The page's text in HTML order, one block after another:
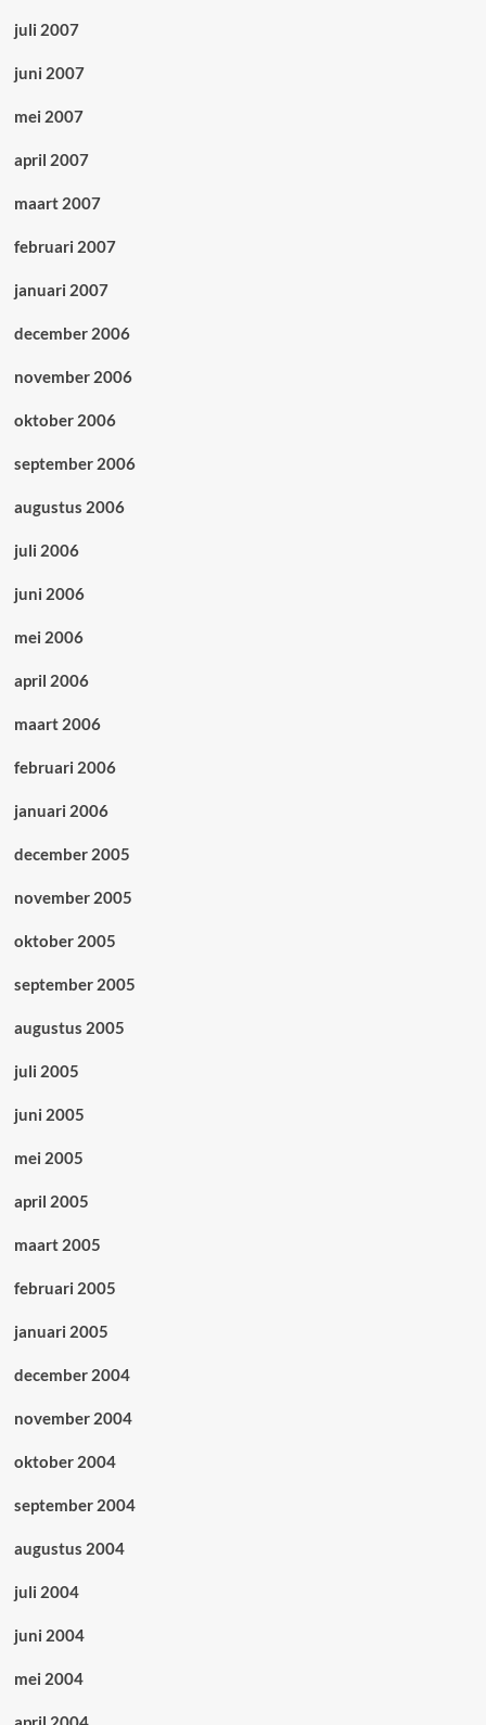
juli 2007
juni 2007
mei 2007
april 2007
maart 2007
februari 2007
januari 2007
december 2006
november 2006
oktober 2006
september 2006
augustus 2006
juli 2006
juni 2006
mei 2006
april 2006
maart 2006
februari 2006
januari 2006
december 2005
november 2005
oktober 2005
september 2005
augustus 2005
juli 2005
juni 2005
mei 2005
april 2005
maart 2005
februari 2005
januari 2005
december 2004
november 2004
oktober 2004
september 2004
augustus 2004
juli 2004
juni 2004
mei 2004